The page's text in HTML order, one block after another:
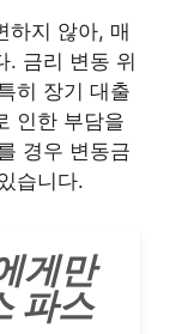
하지 않아, 매
. 금리 변동 위
히 장기 대출
인한 부담을
경우 변동금
습니다.
게만
파스